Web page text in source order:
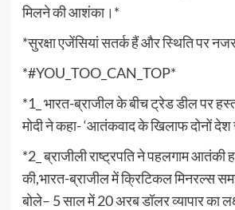
मिलने की आशंका।*
*सुरक्षा एजेंसियां सतर्क हैं और स्थिति पर
*#YOU_TOO_CAN_TOP*
*1_ भारत-ब्राजील के बीच ट्रेड डील पर
मोदी ने कहा- ‘आतंकवाद के खिलाफ दोनों
*2_ ब्राजीली राष्ट्रपति ने पहलगाम आतंकी
की,भारत-ब्राजील में क्रिटिकल मिनरल्स
बोले– 5 साल में 20 अरब डॉलर व्यापार का